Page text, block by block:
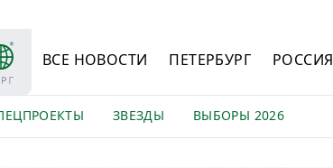
ВСЕ НОВОСТИ ПЕТЕРБУРГ РОССИЯ
ЗВЕЗДЫ ВЫБОРЫ 2026